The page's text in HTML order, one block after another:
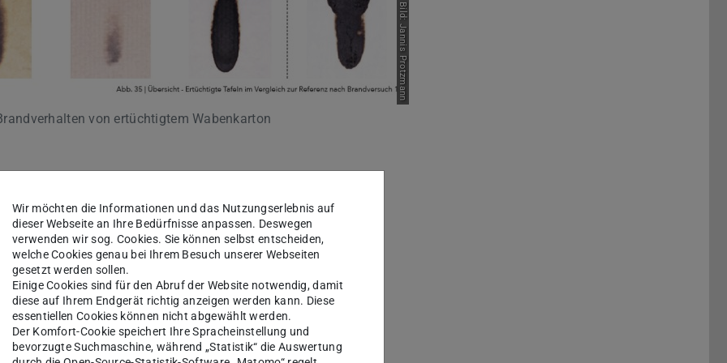
Bild: Jannis Protzmann
von ertüchtigtem Wabenkarton
Auf der Suche nach einem nachhaltigen
der Forschung „Bauen mit Papier“
Brandschutz für Papier am Beispiel
Wir möchten die Informationen und das Nutzungserlebnis auf
dieser Webseite an Ihre Bedürfnisse anpassen. Deswegen
verwenden wir sog. Cookies. Sie können selbst entscheiden,
welche Cookies genau bei Ihrem Besuch unserer Webseiten
gesetzt werden sollen.
Einige Cookies sind für den Abruf der Website notwendig, damit
diese auf Ihrem Endgerät richtig anzeigen werden kann. Diese
essentiellen Cookies können nicht abgewählt werden.
Der Komfort-Cookie speichert Ihre Spracheinstellung und
bevorzugte Suchmaschine, während „Statistik“ die Auswertung